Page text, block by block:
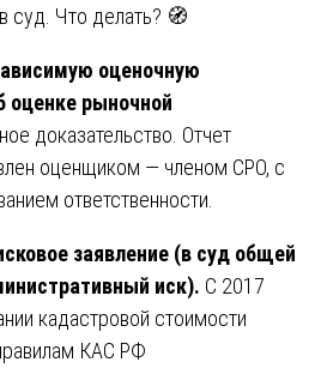
суд. Что делать? 🧭
оценочную
оценке рыночной
доказательство. Отчет
оценщиком — членом СРО, с
ответственности.
заявление (в суд общей
иск). С 2017
кадастровой стоимости
КАС РФ